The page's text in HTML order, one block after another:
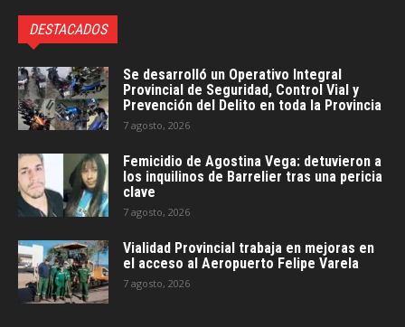
DESTACADOS
Se desarrolló un Operativo Integral
Provincial de Seguridad, Control Vial y
Prevención del Delito en toda la Provincia
7 agosto, 2026
Femicidio de Agostina Vega: detuvieron a
los inquilinos de Barrelier tras una pericia
clave
7 agosto, 2026
Vialidad Provincial trabaja en mejoras en
el acceso al Aeropuerto Felipe Varela
7 agosto, 2026